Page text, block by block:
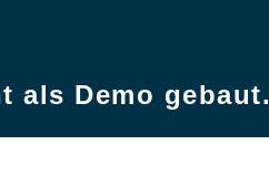
als Demo